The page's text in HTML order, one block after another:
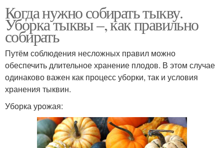
Когда нужно собирать тыкву.
Уборка тыквы –, как правильно
собирать
Путём соблюдения несложных правил можно
обеспечить длительное хранение плодов. В этом случае
одинаково важен как процесс уборки, так и условия
хранения тыквин.
Уборка урожая: